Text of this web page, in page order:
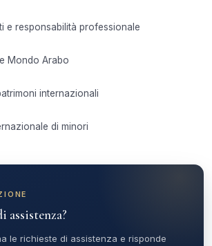
e responsabilità professionale
Mondo Arabo
internazionali
di minori
assistenza?
le richieste di assistenza e risponde